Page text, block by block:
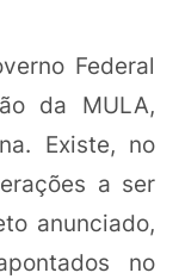
Federal
da MULA,
Existe, no
a ser
anunciado,
no